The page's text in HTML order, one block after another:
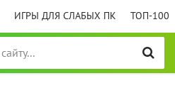
ИГРЫ ДЛЯ СЛАБЫХ ПК ТОП-100